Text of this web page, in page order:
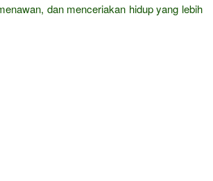
dan menceriakan hidup yang lebih